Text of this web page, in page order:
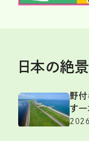
日本の絶
野付
す一